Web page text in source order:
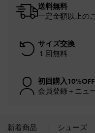
送料無料
一定金額以上の
サイズ交換
１回無料
初回購入10%OFF
会員登録＋ニュ
新着商品 シューズ